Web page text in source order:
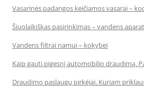
Vasarinės padangos keičiamos vasarai –
Šiuolaikiškas pasirinkimas – vandens
Vandens filtrai namui – kokybei
Kaip gauti pigesnį automobilio draudimą.
Draudimo paslaugų pirkėjai. Kuriam